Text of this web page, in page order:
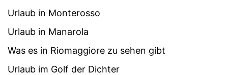
Urlaub in Monterosso
Urlaub in Manarola
Was es in Riomaggiore zu sehen gibt
Urlaub im Golf der Dichter